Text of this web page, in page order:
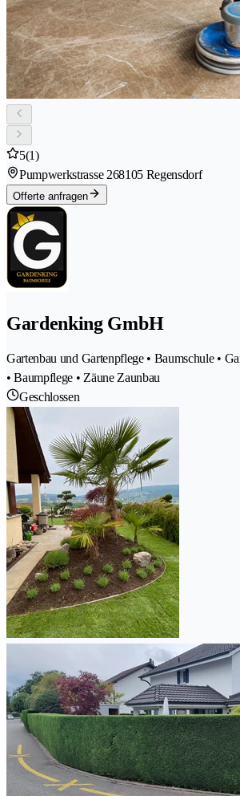
5(1)
Pumpwerkstrasse 268105 Regensdorf
Offerte anfragen
Gardenking GmbH
Gartenbau und Gartenpflege • Baumschule •
• Baumpflege • Zäune Zaunbau
Geschlossen